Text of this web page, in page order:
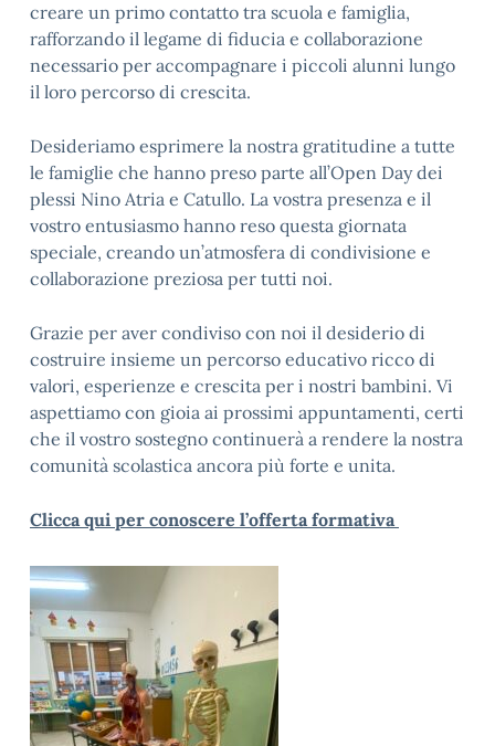
creare un primo contatto tra scuola e famiglia,
rafforzando il legame di fiducia e collaborazione
necessario per accompagnare i piccoli alunni lungo
il loro percorso di crescita.
Desideriamo esprimere la nostra gratitudine a tutte
le famiglie che hanno preso parte all’Open Day dei
plessi Nino Atria e Catullo. La vostra presenza e il
vostro entusiasmo hanno reso questa giornata
speciale, creando un’atmosfera di condivisione e
collaborazione preziosa per tutti noi.
Grazie per aver condiviso con noi il desiderio di
costruire insieme un percorso educativo ricco di
valori, esperienze e crescita per i nostri bambini. Vi
aspettiamo con gioia ai prossimi appuntamenti, certi
che il vostro sostegno continuerà a rendere la nostra
comunità scolastica ancora più forte e unita.
Clicca qui per conoscere l’offerta formativa